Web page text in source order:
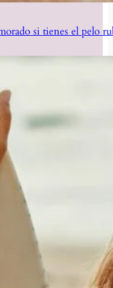
si tienes el pelo